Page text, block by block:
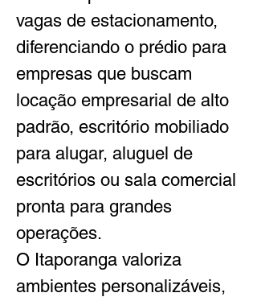
vagas de estacionamento,
diferenciando o prédio para
empresas que buscam
locação empresarial de alto
padrão, escritório mobiliado
para alugar, aluguel de
escritórios ou sala comercial
pronta para grandes
operações.
O Itaporanga valoriza
ambientes personalizáveis,